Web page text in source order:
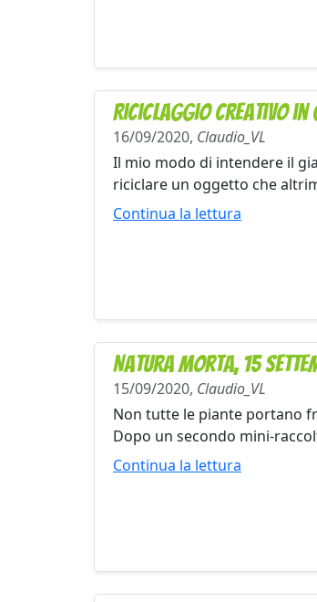
Riciclaggio creativo in
16/09/2020, Claudio_VL
Il mio modo di intendere il
riciclare un oggetto che
Continua la lettura
Natura morta, 15
15/09/2020, Claudio_VL
Non tutte le piante portano
Dopo un secondo mini-
Continua la lettura